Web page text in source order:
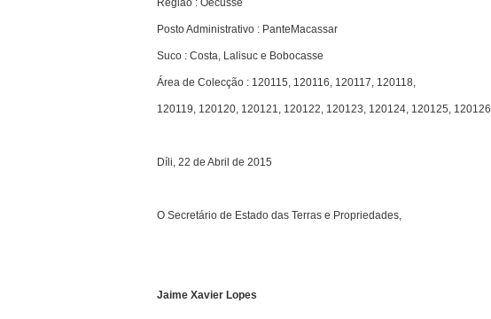
Posto Administrativo : PanteMacassar
Suco : Costa, Lalisuc e Bobocasse
Área de Colecção : 120115, 120116, 120117, 120118,
120119, 120120, 120121, 120122, 120123, 120124, 120125, 120126
Díli, 22 de Abril de 2015
O Secretário de Estado das Terras e Propriedades,
Jaime Xavier Lopes